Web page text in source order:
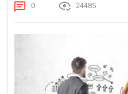
0 24485